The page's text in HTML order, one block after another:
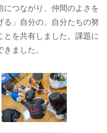
つながり、仲間のよさを
る」自分の、自分たちの努
とを共有しました。課題に
ました。